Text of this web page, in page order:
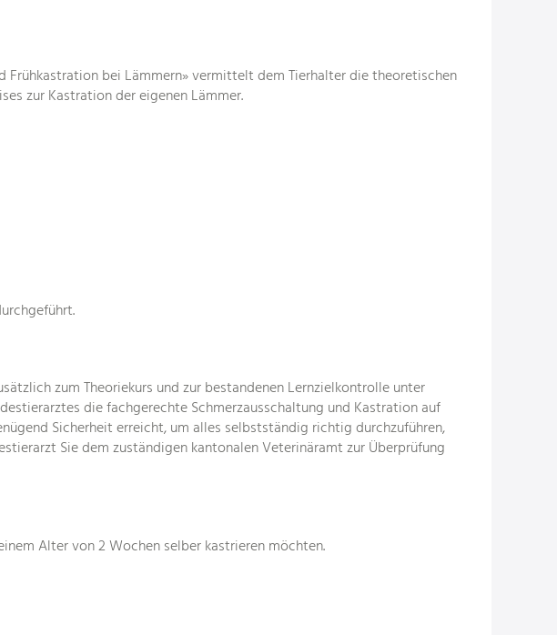
Frühkastration bei Lämmern» vermittelt dem Tierhalter die theoretischen
zur Kastration der eigenen Lämmer.
zum Theoriekurs und zur bestandenen Lernzielkontrolle unter
die fachgerechte Schmerzausschaltung und Kastration auf
Sicherheit erreicht, um alles selbstständig richtig durchzuführen,
Sie dem zuständigen kantonalen Veterinäramt zur Überprüfung
Alter von 2 Wochen selber kastrieren möchten.